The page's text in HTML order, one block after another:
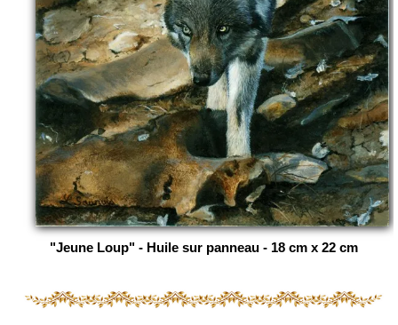
0
"Jeune Loup" - Huile sur panneau - 18 cm x 22 cm